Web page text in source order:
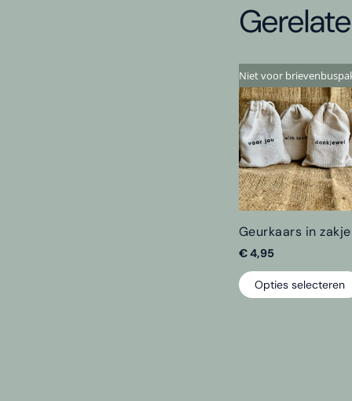
Niet voor
Geurkaars in zakje
€4,95
Opties selecteren